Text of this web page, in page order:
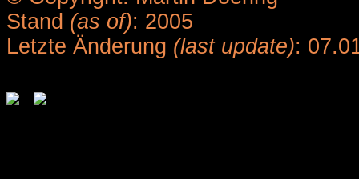
Stand (as of): 2005
Letzte Änderung (last update):